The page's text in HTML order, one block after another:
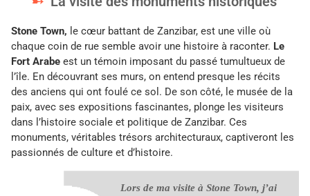
Stone Town, le cœur battant de Zanzibar, est une ville où
chaque coin de rue semble avoir une histoire à raconter. Le
Fort Arabe est un témoin imposant du passé tumultueux de
l’île. En découvrant ses murs, on entend presque les récits
des anciens qui ont foulé ce sol. De son côté, le musée de la
paix, avec ses expositions fascinantes, plonge les visiteurs
dans l’histoire sociale et politique de Zanzibar. Ces
monuments, véritables trésors architecturaux, captiveront les
passionnés de culture et d’histoire.
Lors de ma visite à Stone Town, j’ai